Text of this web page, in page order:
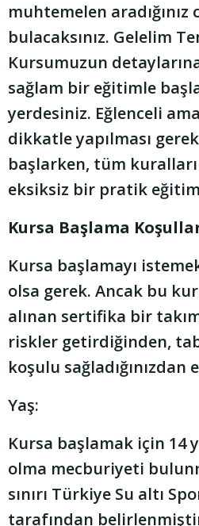
muhtemelen aradığınız
bulacaksınız. Gelelim
Kursumuzun
sağlam bir eğitimle
yerdesiniz. Eğlenceli
dikkatle yapılması
başlarken, tüm
eksiksiz bir pratik
Kursa Başlama
Kursa başlamayı
olsa gerek. Ancak bu
alınan sertifika bir
riskler getirdiğinden,
koşulu sağladığınızdan
Yaş:
Kursa başlamak için 14
olma mecburiyeti
sınırı Türkiye Su altı
tarafından